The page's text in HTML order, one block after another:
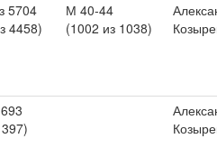
5704
4458)
М 40-44
(1002 из 1038)